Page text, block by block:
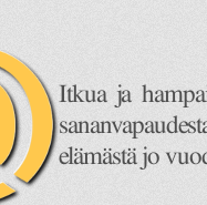
vuodesta 2008.